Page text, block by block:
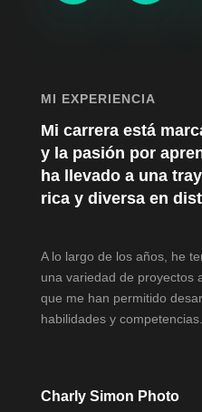
MI EXPERIENCIA
Mi carrera está
y la pasión por
ha llevado a una
rica y diversa en
A lo largo de los años, he
una variedad de proyectos
que me han permitido
habilidades y competencias.
Charly Simon Photo